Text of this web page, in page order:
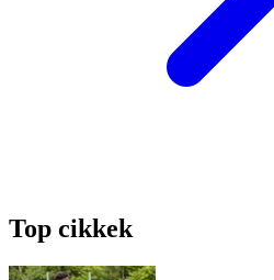
Top cikkek